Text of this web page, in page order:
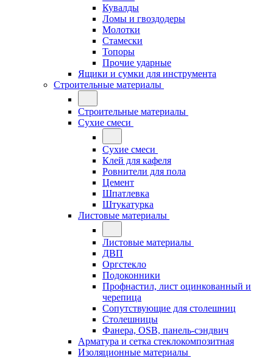
Кувалды
Ломы и гвоздодеры
Молотки
Стамески
Топоры
Прочие ударные
Ящики и сумки для инструмента
Строительные материалы
Строительные материалы
Сухие смеси
Сухие смеси
Клей для кафеля
Ровнители для пола
Цемент
Шпатлевка
Штукатурка
Листовые материалы
Листовые материалы
ДВП
Оргстекло
Подоконники
Профнастил, лист оцинкованный и
черепица
Сопутствующие для столешниц
Столешницы
Фанера, OSB, панель-сэндвич
Арматура и сетка стеклокомпозитная
Изоляционные материалы